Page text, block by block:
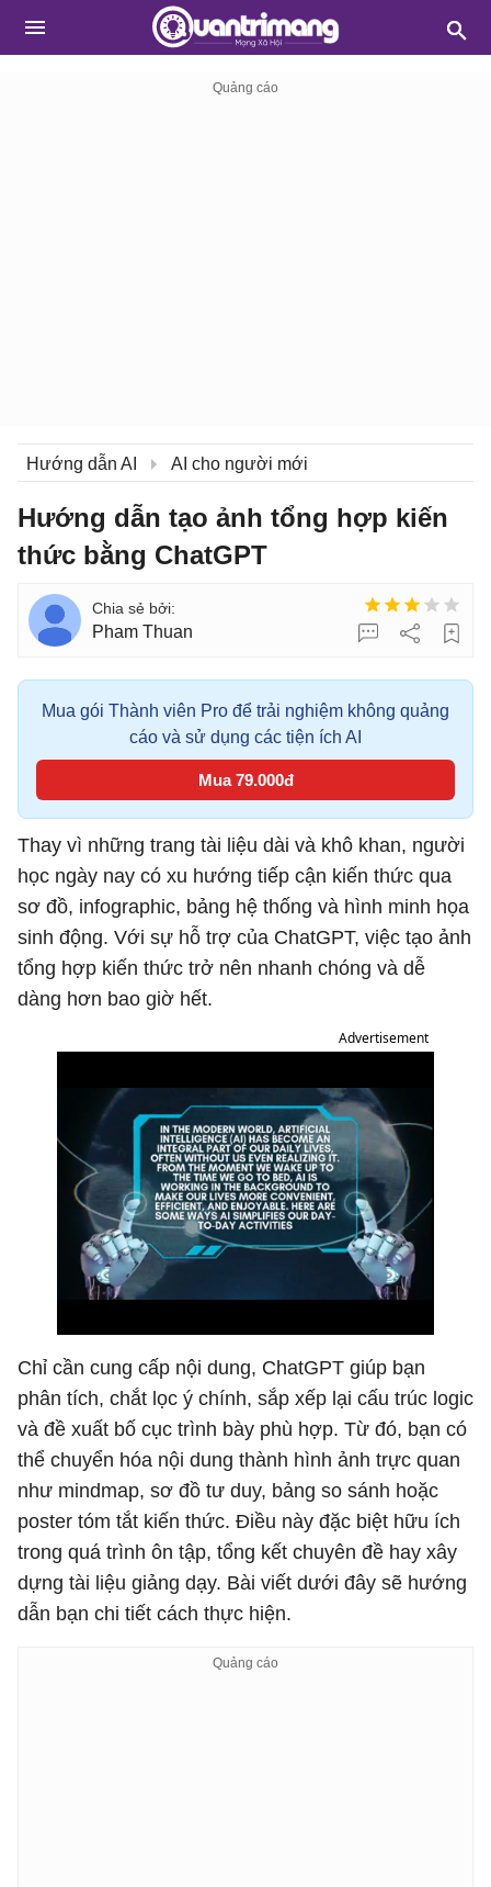
Hướng dẫn AI AI cho người mới
Hướng dẫn tạo ảnh tổng hợp kiến
thức bằng ChatGPT
Pham Thuan
Mua gói Thành viên Pro để trải nghiệm không quảng
cáo và sử dụng các tiện ích AI
Mua 79.000đ
Thay vì những trang tài liệu dài và khô khan, người
học ngày nay có xu hướng tiếp cận kiến thức qua
sơ đồ, infographic, bảng hệ thống và hình minh họa
sinh động. Với sự hỗ trợ của ChatGPT, việc tạo ảnh
tổng hợp kiến thức trở nên nhanh chóng và dễ
dàng hơn bao giờ hết.
Advertisement
Chỉ cần cung cấp nội dung, ChatGPT giúp bạn
phân tích, chắt lọc ý chính, sắp xếp lại cấu trúc logic
và đề xuất bố cục trình bày phù hợp. Từ đó, bạn có
thể chuyển hóa nội dung thành hình ảnh trực quan
như mindmap, sơ đồ tư duy, bảng so sánh hoặc
poster tóm tắt kiến thức. Điều này đặc biệt hữu ích
trong quá trình ôn tập, tổng kết chuyên đề hay xây
dựng tài liệu giảng dạy. Bài viết dưới đây sẽ hướng
dẫn bạn chi tiết cách thực hiện.